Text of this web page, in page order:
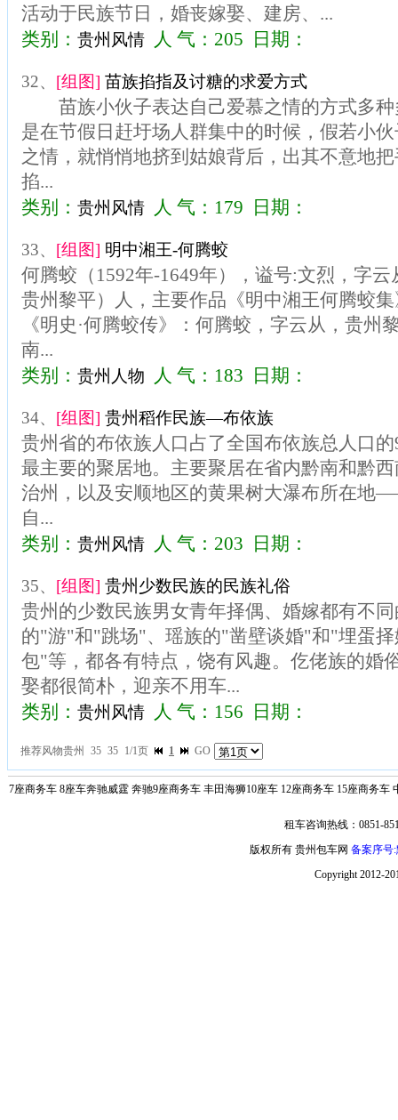
活动于民族节日，婚丧嫁娶、建房、...
类别： 贵州风情 人 气：205 日期：
32、 [组图] 苗族掐指及讨糖的求爱方式
苗族小伙子表达自己爱慕之情的方式多种
是在节假日赶圩场人群集中的时候，假若小
之情，就悄悄地挤到姑娘背后，出其不意地
掐...
类别： 贵州风情 人 气：179 日期：
33、 [组图] 明中湘王-何腾蛟
何腾蛟（1592年-1649年），谥号:文烈，字
贵州黎平）人，主要作品《明中湘王何腾蛟
《明史·何腾蛟传》：何腾蛟，字云从，贵州
南...
类别： 贵州人物 人 气：183 日期：
34、 [组图] 贵州稻作民族—布依族
贵州省的布依族人口占了全国布依族总人口
最主要的聚居地。主要聚居在省内黔南和黔
治州，以及安顺地区的黄果树大瀑布所在地
自...
类别： 贵州风情 人 气：203 日期：
35、 [组图] 贵州少数民族的民族礼俗
贵州的少数民族男女青年择偶、婚嫁都有不
的"游"和"跳场"、瑶族的"凿壁谈婚"和"埋蛋
包"等，都各有特点，饶有风趣。仡佬族的婚
娶都很简朴，迎亲不用车...
类别： 贵州风情 人 气：156 日期：
推荐风物贵州 35 35 1/1页 1 GO
7座商务车 8座车奔驰威霆 奔驰9座商务车 丰田海狮10座车 12座商务车 15座商务车
租车咨询热线：0851-
版权所有 贵州包车网 备案序号
Copyright 2012-